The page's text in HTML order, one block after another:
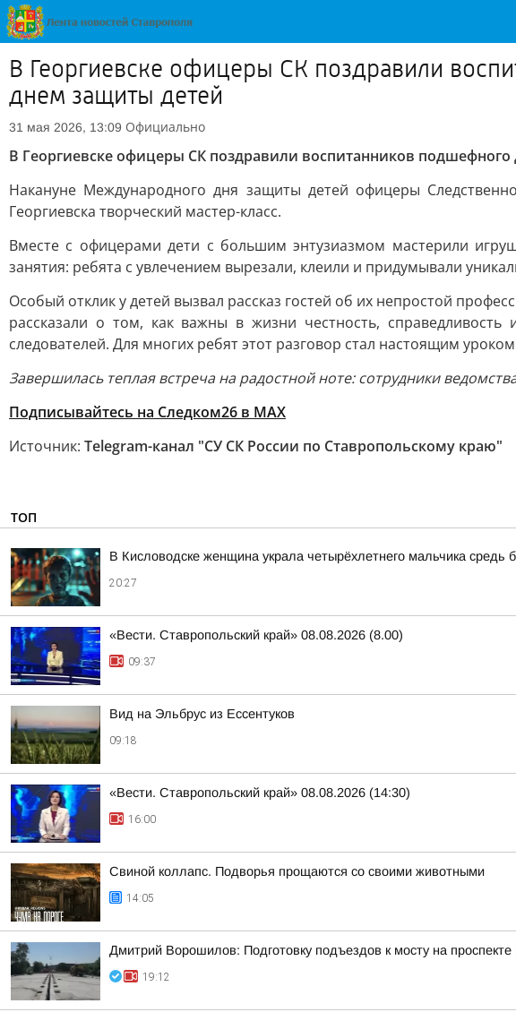
В Георгиевске офицеры СК поздравили
днем защиты детей
31 мая 2026, 13:09 Официально
В Георгиевске офицеры СК поздравили воспитанников
Накануне Международного дня защиты детей офицеры
Георгиевска творческий мастер-класс.
Вместе с офицерами дети с большим энтузиазмом мастерили
занятия: ребята с увлечением вырезали, клеили и придумывали
Особый отклик у детей вызвал рассказ гостей об их непростой
рассказали о том, как важны в жизни честность,
следователей. Для многих ребят этот разговор стал настоящим
Завершилась теплая встреча на радостной ноте: сотрудники
Подписывайтесь на Следком26 в МАХ
Источник: Telegram-канал "СУ СК России по Ставропольскому краю"
ТОП
В Кисловодске женщина украла четырёхлетнего мальчика средь
20:27
«Вести. Ставропольский край» 08.08.2026 (8.00)
09:37
Вид на Эльбрус из Ессентуков
09:18
«Вести. Ставропольский край» 08.08.2026 (14:30)
16:00
Свиной коллапс. Подворья прощаются со своими животными
14:05
Дмитрий Ворошилов: Подготовку подъездов к мосту на
19:12